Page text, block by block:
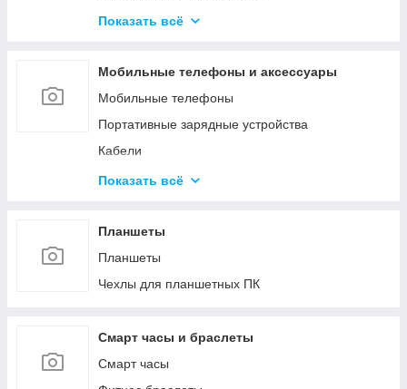
Гипохлориты
Материалы для производства газобетона и
пенобетона
Ёмкости
Средства для обслуживания КМА
Показать всё
Мобильные телефоны и аксессуары
Мобильные телефоны
Портативные зарядные устройства
Кабели
Зарядные устройства
Чехлы
Прочее
Показать всё
Планшеты
Планшеты
Чехлы для планшетных ПК
Смарт часы и браслеты
Смарт часы